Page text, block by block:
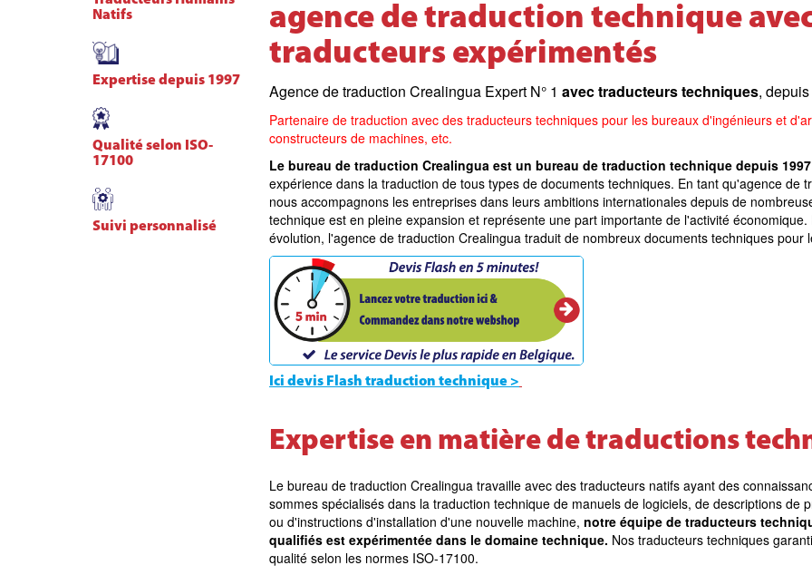
Natifs
Expertise depuis 1997
Qualité selon ISO-
17100
Suivi personnalisé
agence de traduction technique
traducteurs expérimentés
Agence de traduction Crealingua Expert N° 1 avec traducteurs techniques,
Partenaire de traduction avec des traducteurs techniques pour les bureaux d'ingénieurs et
constructeurs de machines, etc.
Le bureau de traduction Crealingua est un bureau de traduction technique depuis 1997
expérience dans la traduction de tous types de documents techniques. En tant qu'agence de
nous accompagnons les entreprises dans leurs ambitions internationales depuis de
technique est en pleine expansion et représente une part importante de l'activité
évolution, l'agence de traduction Crealingua traduit de nombreux documents techniques pour
Ici devis Flash traduction technique >
Expertise en matière de traductions
Le bureau de traduction Crealingua travaille avec des traducteurs natifs ayant des
sommes spécialisés dans la traduction technique de manuels de logiciels, de descriptions de
ou d'instructions d'installation d'une nouvelle machine, notre équipe de traducteurs
qualifiés est expérimentée dans le domaine technique. Nos traducteurs techniques
qualité selon les normes ISO-17100.